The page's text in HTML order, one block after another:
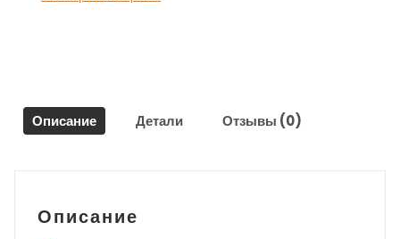
Suреrb
2
Описание Детали Отзывы (0)
Описание